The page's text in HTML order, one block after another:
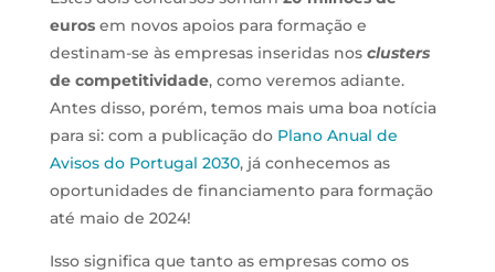
eurosem novos apoios para formação e
destinam-se às empresas inseridas nos clusters
de competitividade, como veremos adiante.
Antes disso, porém, temos mais uma boa notícia
para si: com a publicação do Plano Anual de
Avisos do Portugal 2030, já conhecemos as
oportunidades de financiamento para formação
até maio de 2024!
Isso significa que tanto as empresas como os